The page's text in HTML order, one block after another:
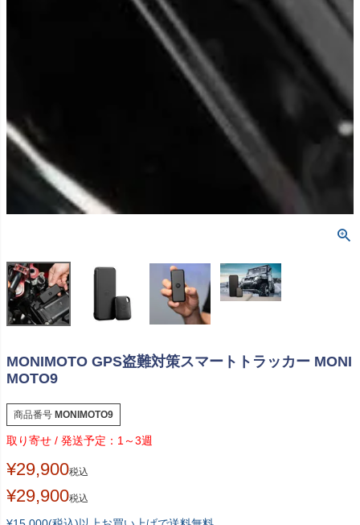
MONIMOTO GPS盗難対策スマートトラッカー MONI
MOTO9
商品番号 MONIMOTO9
1～3週
¥29,900税込
¥29,900税込